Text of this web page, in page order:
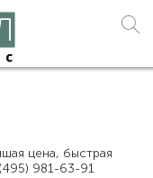
цена, быстрая
981-63-91